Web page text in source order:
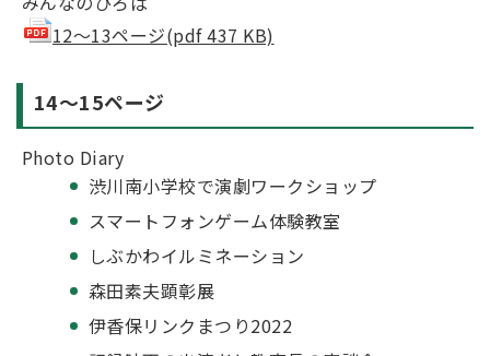
12～13ページ(pdf 437 KB)
14～15ページ
Photo Diary
渋川南小学校で演劇ワークショップ
スマートフォンゲーム体験教室
しぶかわイルミネーション
森田素夫顕彰展
伊香保リンクまつり2022